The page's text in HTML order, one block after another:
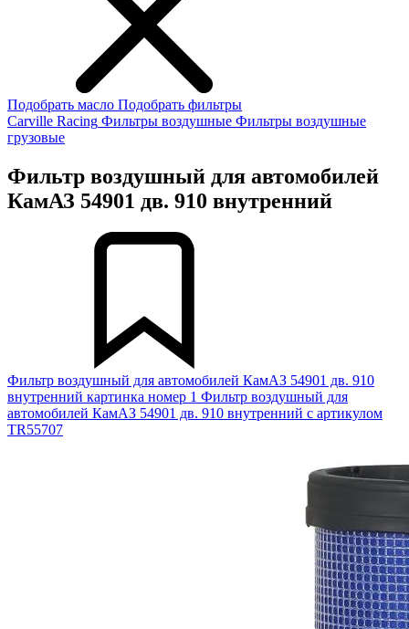
Подобрать масло Подобрать фильтры
Carville Racing Фильтры воздушные Фильтры воздушные
грузовые
Фильтр воздушный для автомобилей
КамАЗ 54901 дв. 910 внутренний
Фильтр воздушный для автомобилей КамАЗ 54901 дв. 910
внутренний картинка номер 1 Фильтр воздушный для
автомобилей КамАЗ 54901 дв. 910 внутренний с артикулом
TR55707